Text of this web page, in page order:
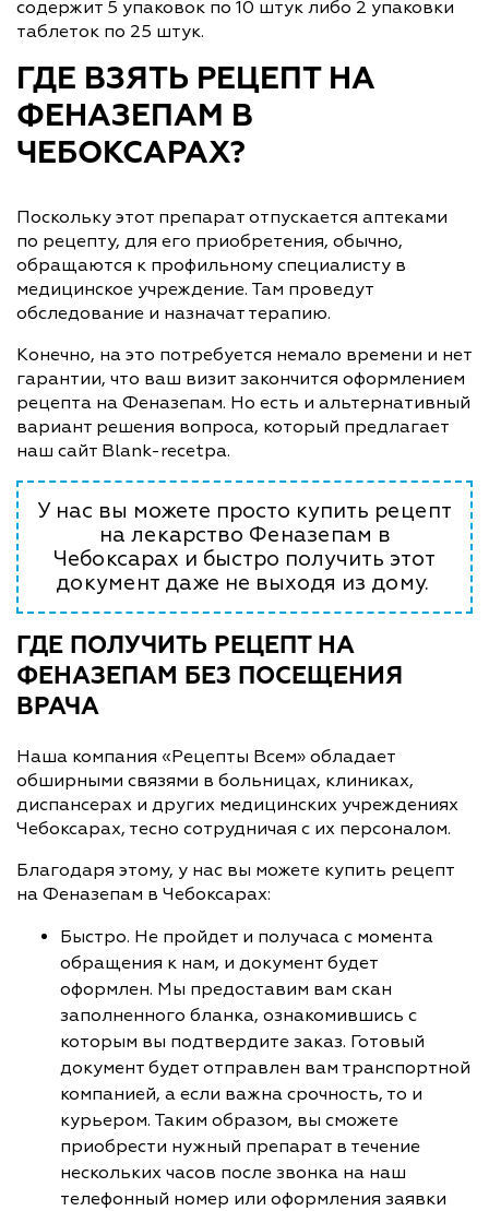
содержит 5 упаковок по 10 штук либо 2 упаковки
таблеток по 25 штук.
ГДЕ ВЗЯТЬ РЕЦЕПТ НА
ФЕНАЗЕПАМ В
ЧЕБОКСАРАХ?
Поскольку этот препарат отпускается аптеками
по рецепту, для его приобретения, обычно,
обращаются к профильному специалисту в
медицинское учреждение. Там проведут
обследование и назначат терапию.
Конечно, на это потребуется немало времени и нет
гарантии, что ваш визит закончится оформлением
рецепта на Феназепам. Но есть и альтернативный
вариант решения вопроса, который предлагает
наш сайт Blank-recetpa.
У нас вы можете просто купить рецепт
на лекарство Феназепам в
Чебоксарах и быстро получить этот
документ даже не выходя из дому.
ГДЕ ПОЛУЧИТЬ РЕЦЕПТ НА
ФЕНАЗЕПАМ БЕЗ ПОСЕЩЕНИЯ
ВРАЧА
Наша компания «Рецепты Всем» обладает
обширными связями в больницах, клиниках,
диспансерах и других медицинских учреждениях
Чебоксарах, тесно сотрудничая с их персоналом.
Благодаря этому, у нас вы можете купить рецепт
на Феназепам в Чебоксарах:
Быстро. Не пройдет и получаса с момента
обращения к нам, и документ будет
оформлен. Мы предоставим вам скан
заполненного бланка, ознакомившись с
которым вы подтвердите заказ. Готовый
документ будет отправлен вам транспортной
компанией, а если важна срочность, то и
курьером. Таким образом, вы сможете
приобрести нужный препарат в течение
нескольких часов после звонка на наш
телефонный номер или оформления заявки